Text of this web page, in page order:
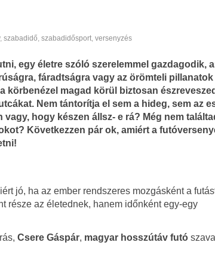
, szabadidő, szabadidősport, versenyzés
egy életre szóló szerelemmel gazdagodik,
fáradtságra vagy az örömteli pillanatok
körbenézel magad körül biztosan
Nem tántorítja el sem a hideg, sem az
vagy, hogy készen állsz- e rá? Még nem
Következzen pár ok, amiért a
jó, ha az ember rendszeres mozgásként a
része az életednek, hanem időnként egy-egy
Csere Gáspár, magyar hosszútáv futó